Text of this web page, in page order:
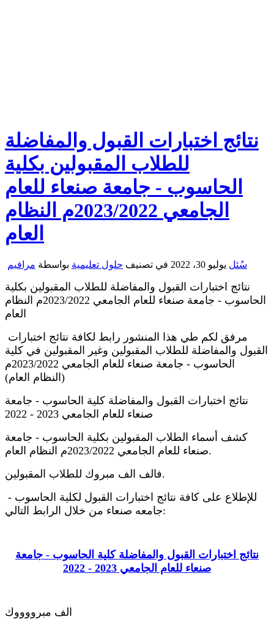
نتائج اختبارات القبول والمفاضلة
للطلاب المقبولين بكلية
الحاسوب - جامعة صنعاء للعام
الجامعي 2023/2022م النظام
العام
سُئل يوليو 30، 2022 في تصنيف حلول تعليمية بواسطة مرافيم
نتائج اختبارات القبول والمفاضلة للطلاب المقبولين بكلية
الحاسوب - جامعة صنعاء للعام الجامعي 2023/2022م النظام
العام
القبول والمفاضلة للطلاب المقبولين وغير المقبولين في كلية
الحاسوب - جامعة صنعاء للعام الجامعي 2023/2022م
(النظام العام)
نتائج اختبارات القبول والمفاضلة كلية الحاسوب - جامعة
صنعاء للعام الجامعي 2023 - 2022
كشف أسماء الطلاب المقبولين بكلية الحاسوب - جامعة
صنعاء للعام الجامعي 2023/2022م النظام العام.
فالف الف مبروك للطلاب المقبولين.
جامعه صنعاء من خلال الرابط التالي:
نتائج اختبارات القبول والمفاضلة كلية الحاسوب - جامعة
صنعاء للعام الجامعي 2023 - 2022
الف مبرووووك